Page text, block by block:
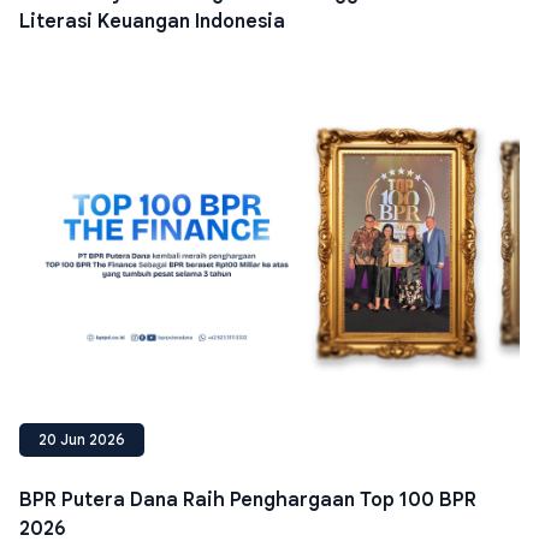
Literasi Keuangan Indonesia
20 Jun 2026
BPR Putera Dana Raih Penghargaan Top 100 BPR
2026